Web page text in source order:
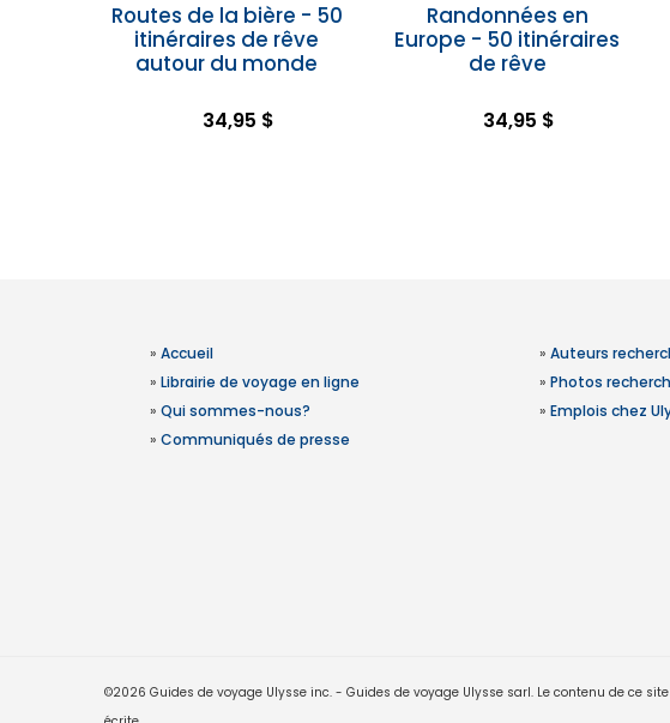
Routes de la bière - 50
itinéraires de rêve
autour du monde
34,95 $
Randonnées en
Europe - 50 itinéraires
de rêve
34,95 $
» Accueil
» Librairie de voyage en ligne
» Qui sommes-nous?
» Communiqués de presse
» Auteurs
» Photos
» Emplois chez
©2026 Guides de voyage Ulysse inc. - Guides de voyage Ulysse sarl. Le contenu de ce